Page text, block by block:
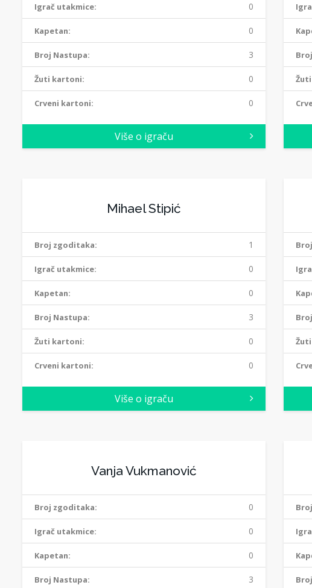
Igrač utakmice: 0
Kapetan: 0
Broj Nastupa: 3
Žuti kartoni: 0
Crveni kartoni: 0
Više o igraču
Mihael Stipić
Broj zgoditaka: 1
Igrač utakmice: 0
Kapetan: 0
Broj Nastupa: 3
Žuti kartoni: 0
Crveni kartoni: 0
Više o igraču
Vanja Vukmanović
Broj zgoditaka: 0
Igrač utakmice: 0
Kapetan: 0
Broj Nastupa: 3